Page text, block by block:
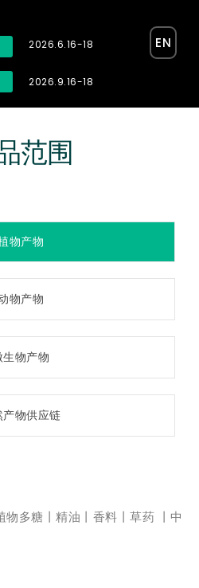
2026.6.16-18
2026.9.16-18
EN
范围
物产物
物产物
生物产物
产物供应链
多糖丨精油丨香料丨草药 丨中